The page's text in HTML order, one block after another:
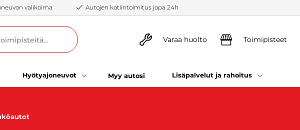
valikoima Autojen kotiintoimitus jopa 24h
Varaa huolto Toimipisteet
Hyötyajoneuvot Myy autosi Lisäpalvelut ja rahoitus